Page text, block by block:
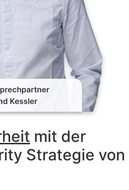
mit der
Strategie von